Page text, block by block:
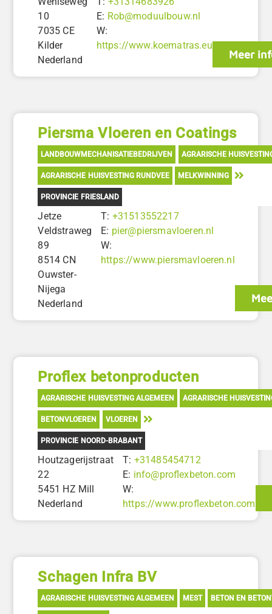
10
7035 CE
Kilder
Nederland
E: Rob@moduulbouw.nl
W:
https://www.koematras.eu
Meer
Piersma Vloeren en Coatings
LANDBOUWMECHANISATIEBEDRIJVEN AGRARISCHE
AGRARISCHE HUISVESTING RUNDVEE MELKWINNING
PROVINCIE FRIESLAND
Jetze
Veldstraweg
89
8514 CN
Ouwster-
Nijega
Nederland
T: +31513552217
E: pier@piersmavloeren.nl
W:
https://www.piersmavloeren.nl
Proflex betonproducten
AGRARISCHE HUISVESTING ALGEMEEN AGRARISCHE
BETONVLOEREN VLOEREN
PROVINCIE NOORD-BRABANT
Houtzagerijstraat
22
5451 HZ Mill
Nederland
T: +31485454712
E: info@proflexbeton.com
W:
https://www.proflexbeton.com
Schagen Infra BV
AGRARISCHE HUISVESTING ALGEMEEN MEST BETON EN